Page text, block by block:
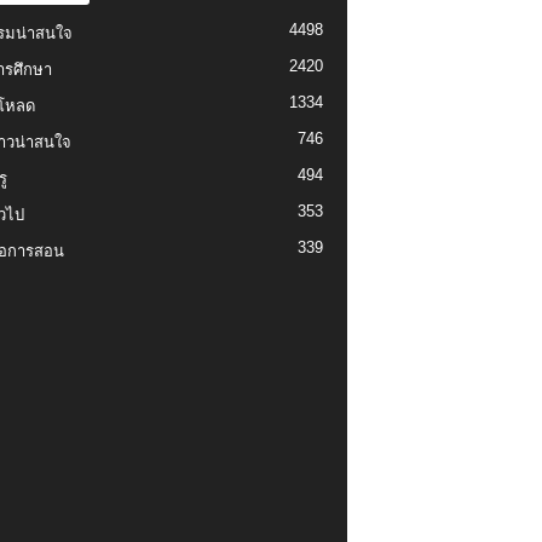
มน่าสนใจ 4498
รศึกษา 2420
หลด 1334
วน่าสนใจ 746
494
ป 353
การสอน 339